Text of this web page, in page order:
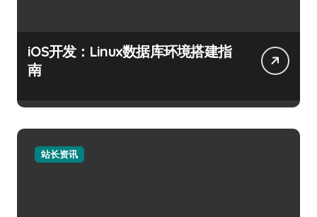
iOS开发：Linux数据库环境搭建指
南
站长资讯